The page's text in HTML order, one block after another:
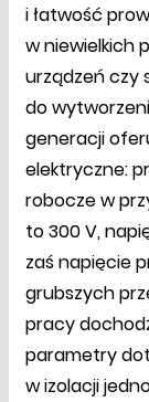
i łatwość
w niewielkich
urządzeń czy
do
generacji
elektryczne:
robocze w
to 300 V,
zaś napięcie
grubszych
pracy
parametry
w izolacji